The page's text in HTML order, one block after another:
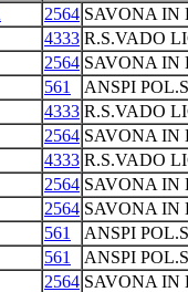
2564 SAVONA IN
4333 R.S.VADO
2564 SAVONA IN
561
ANSPI
4333 R.S.VADO
2564 SAVONA IN
4333 R.S.VADO
2564 SAVONA IN
2564 SAVONA IN
561
ANSPI
561
ANSPI
2564 SAVONA IN